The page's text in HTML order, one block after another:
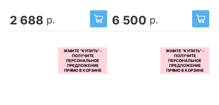
2 688 р. 6 500 р.